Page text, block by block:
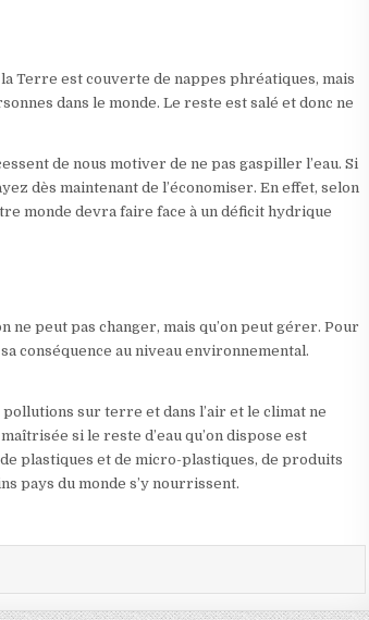
Terre est couverte de nappes phréatiques, mais
dans le monde. Le reste est salé et donc ne
de nous motiver de ne pas gaspiller l’eau. Si
dès maintenant de l’économiser. En effet, selon
monde devra faire face à un déficit hydrique
ne peut pas changer, mais qu’on peut gérer. Pour
conséquence au niveau environnemental.
pollutions sur terre et dans l’air et le climat ne
si le reste d’eau qu’on dispose est
plastiques et de micro-plastiques, de produits
pays du monde s’y nourrissent.